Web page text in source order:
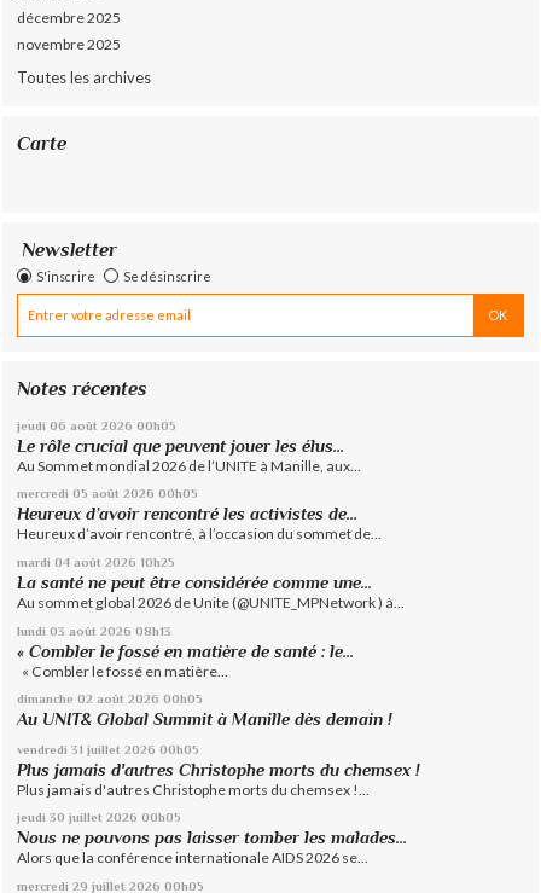
décembre 2025
novembre 2025
Toutes les archives
Carte
Newsletter
S'inscrire Se désinscrire
Notes récentes
jeudi 06 août 2026 00h05
Le rôle crucial que peuvent jouer les élus...
Au Sommet mondial 2026 de l’UNITE à Manille, aux...
mercredi 05 août 2026 00h05
Heureux d’avoir rencontré les activistes de...
Heureux d’avoir rencontré, à l’occasion du sommet de...
mardi 04 août 2026 10h25
La santé ne peut être considérée comme une...
Au sommet global 2026 de Unite (@UNITE_MPNetwork ) à...
lundi 03 août 2026 08h13
« Combler le fossé en matière de santé : le...
« Combler le fossé en matière...
dimanche 02 août 2026 00h05
Au UNIT& Global Summit à Manille dès demain !
vendredi 31 juillet 2026 00h05
Plus jamais d'autres Christophe morts du chemsex !
Plus jamais d'autres Christophe morts du chemsex !...
jeudi 30 juillet 2026 00h05
Nous ne pouvons pas laisser tomber les malades...
Alors que la conférence internationale AIDS 2026 se...
mercredi 29 juillet 2026 00h05